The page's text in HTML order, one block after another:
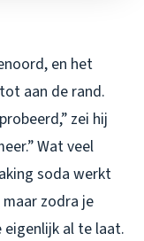
en het
aan de rand.
zei hij
Wat veel
soda werkt
zodra je
al te laat.